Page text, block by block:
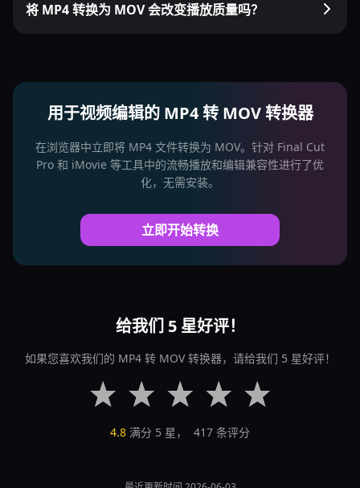
将 MP4 转换为 MOV 会改变播放质量吗？
用于视频编辑的 MP4 转 MOV 转换器
在浏览器中立即将 MP4 文件转换为 MOV。针对 Final Cut
Pro 和 iMovie 等工具中的流畅播放和编辑兼容性进行了优
化，无需安装。
立即开始转换
给我们 5 星好评！
如果您喜欢我们的 MP4 转 MOV 转换器，请给我们 5 星好评！
4.8 满分 5 星， 417 条评分